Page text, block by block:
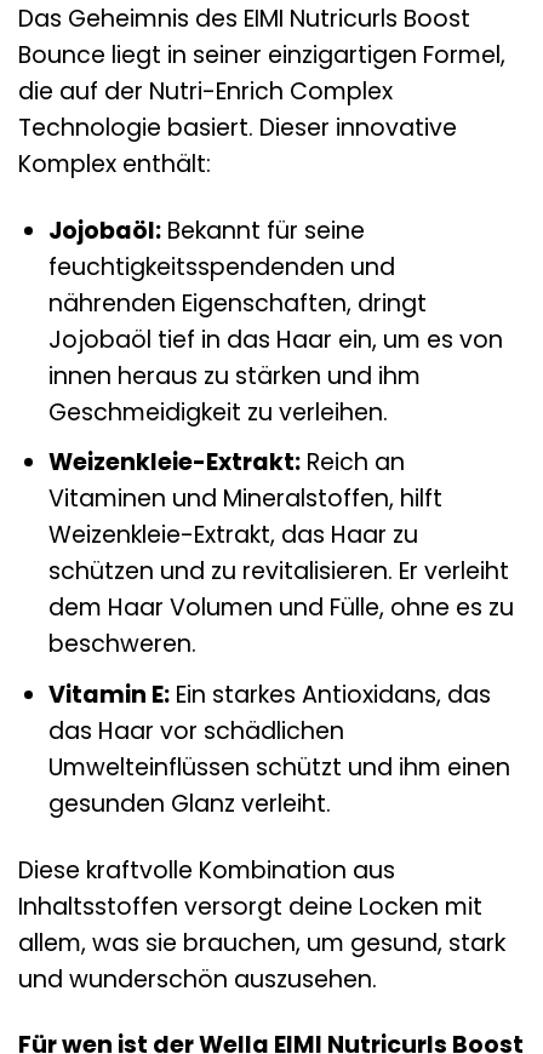
Das Geheimnis des EIMI Nutricurls Boost
Bounce liegt in seiner einzigartigen Formel,
die auf der Nutri-Enrich Complex
Technologie basiert. Dieser innovative
Komplex enthält:
Jojobaöl:Bekannt für seine
feuchtigkeitsspendenden und
nährenden Eigenschaften, dringt
Jojobaöl tief in das Haar ein, um es von
innen heraus zu stärken und ihm
Geschmeidigkeit zu verleihen.
Weizenkleie-Extrakt:Reich an
Vitaminen und Mineralstoffen, hilft
Weizenkleie-Extrakt, das Haar zu
schützen und zu revitalisieren. Er verleiht
dem Haar Volumen und Fülle, ohne es zu
beschweren.
Vitamin E:Ein starkes Antioxidans, das
das Haar vor schädlichen
Umwelteinflüssen schützt und ihm einen
gesunden Glanz verleiht.
Diese kraftvolle Kombination aus
Inhaltsstoffen versorgt deine Locken mit
allem, was sie brauchen, um gesund, stark
und wunderschön auszusehen.
Für wen ist der Wella EIMI Nutricurls Boost